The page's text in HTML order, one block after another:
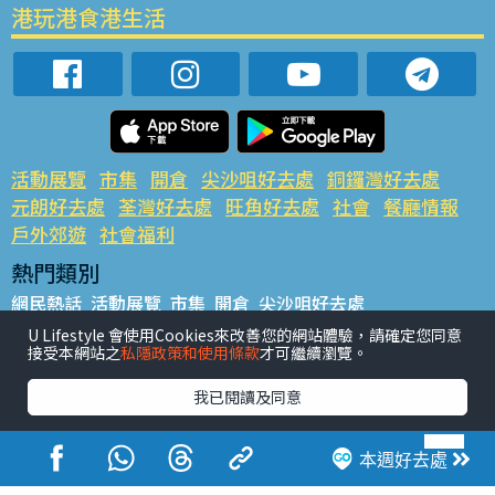
本週好去處
港玩港食港生活
活動展覽 市集 開倉 尖沙咀好去處 銅鑼灣好去處
元朗好去處 荃灣好去處 旺角好去處 社會 餐廳情報
戶外郊遊 社會福利
熱門類別
網民熱話 活動展覽 市集 開倉 尖沙咀好去處
銅鑼灣好去處 元朗好去處 荃灣好去處 旺角好去處 社會
餐廳情報 戶外郊遊
熱門標籤
#UGO搵好去處 #人氣活動推介 #美食社群熱話
#親子玩樂好去處
#ULifestyle應用程式
#限時搶
#UJetso禮物放送
#ULifestyle商戶中心 #著數 #網絡熱話
U Lifestyle 會使用Cookies來改善您的網站體驗，請確定您同意
接受本網站之私隱政策和使用條款才可繼續瀏覽。
我已閱讀及同意